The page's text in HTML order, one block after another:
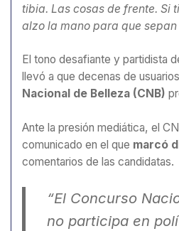
tibia. Las cosas de frente. Si
alzo la mano para que sepan
El tono desafiante y partidista
llevó a que decenas de
Nacional de Belleza (CNB)
Ante la presión mediática, el
comunicado en el que marcó
comentarios de las candidatas.
“El Concurso
no participa en